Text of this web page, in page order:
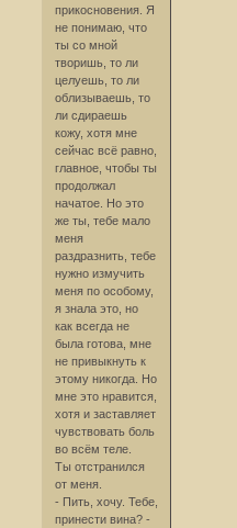
прикосновения. Я
не понимаю, что
ты со мной
творишь, то ли
целуешь, то ли
облизываешь, то
ли сдираешь
кожу, хотя мне
сейчас всё равно,
главное, чтобы ты
продолжал
начатое. Но это
же ты, тебе мало
меня
раздразнить, тебе
нужно измучить
меня по особому,
я знала это, но
как всегда не
была готова, мне
не привыкнуть к
этому никогда. Но
мне это нравится,
хотя и заставляет
чувствовать боль
во всём теле.
Ты отстранился
от меня.
- Пить, хочу. Тебе,
принести вина? -